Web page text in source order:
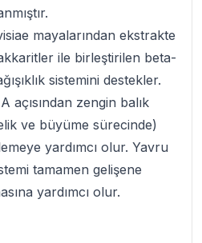
mayalarından ekstrakte
ile birleştirilen beta-
sistemini destekler.
açısından zengin balık
ve büyüme sürecinde)
yardımcı olur. Yavru
tamamen gelişene
yardımcı olur.